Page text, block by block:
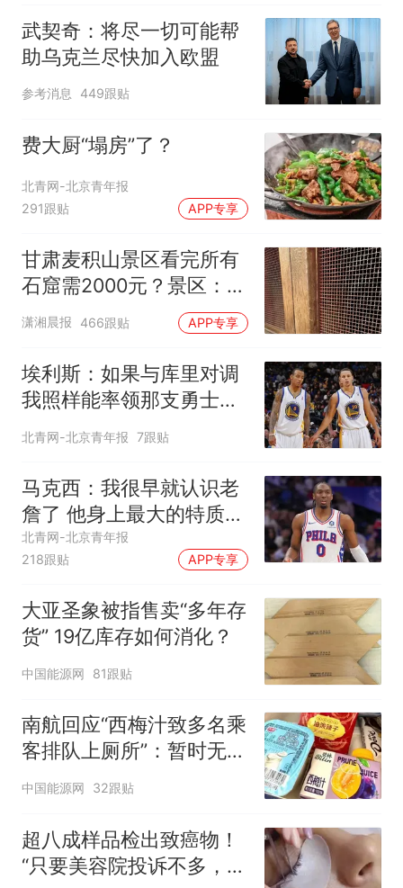
武契奇：将尽一切可能帮
助乌克兰尽快加入欧盟
参考消息 449跟贴
费大厨“塌房”了？
北青网-北京青年报
291跟贴
APP专享
甘肃麦积山景区看完所有
石窟需2000元？景区：部
分石窟受特别保护，游客
潇湘晨报 466跟贴 APP专享
埃利斯：如果与库里对调
我照样能率领那支勇士取
得现在的成就
北青网-北京青年报 7跟贴
马克西：我很早就认识老
詹了 他身上最大的特质就
是谦逊
北青网-北京青年报
218跟贴
APP专享
大亚圣象被指售卖“多年存
货” 19亿库存如何消化？
中国能源网 81跟贴
南航回应“西梅汁致多名乘
客排队上厕所”：暂时无法
核查是否发放西梅汁
中国能源网 32跟贴
超八成样品检出致癌物！
“只要美容院投诉不多，店